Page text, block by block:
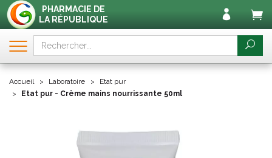
PHARMACIE DE
LA RÉPUBLIQUE
Accueil Laboratoire
Etat pur
Etat pur - Crème mains nourrissante 50ml